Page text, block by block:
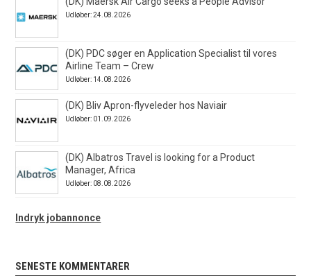
Udløber: 24.08.2026
(DK) PDC søger en Application Specialist til vores
Airline Team – Crew
Udløber: 14.08.2026
(DK) Bliv Apron-flyveleder hos Naviair
Udløber: 01.09.2026
(DK) Albatros Travel is looking for a Product
Manager, Africa
Udløber: 08.08.2026
Indryk jobannonce
SENESTE KOMMENTARER